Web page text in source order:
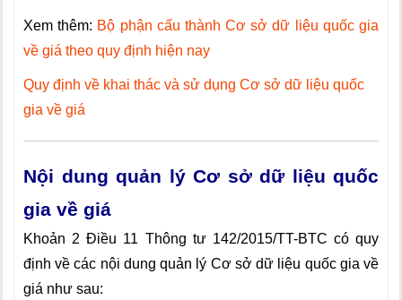
Xem thêm: Bộ phận cấu thành Cơ sở dữ liệu quốc gia
về giá theo quy định hiện nay
Quy định về khai thác và sử dụng Cơ sở dữ liệu quốc
gia về giá
Nội dung quản lý Cơ sở dữ liệu quốc
gia về giá
Khoản 2 Điều 11 Thông tư 142/2015/TT-BTC có quy
định về các nội dungquản lý Cơ sở dữ liệu quốc gia về
giá như sau: